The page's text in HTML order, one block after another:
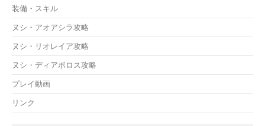
装備・スキル
ヌシ・アオアシラ攻略
ヌシ・リオレイア攻略
ヌシ・ディアボロス攻略
プレイ動画
リンク